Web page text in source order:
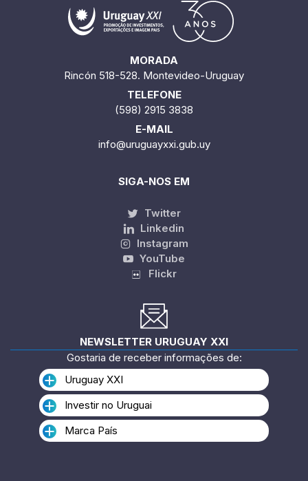
MORADA
Rincón 518-528. Montevideo-Uruguay
TELEFONE
(598) 2915 3838
E-MAIL
info@uruguayxxi.gub.uy
SIGA-NOS EM
Twitter
Linkedin
Instagram
YouTube
Flickr
NEWSLETTER URUGUAY XXI
Gostaria de receber informações de:
Uruguay XXI
Investir no Uruguai
Marca País